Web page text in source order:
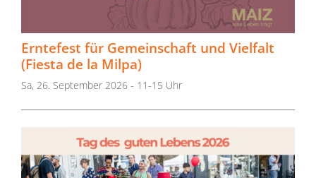
Erntefest für Gemeinschaft und Vielfalt
(Fiesta de la Milpa)
Sa, 26. September 2026 - 11-15 Uhr